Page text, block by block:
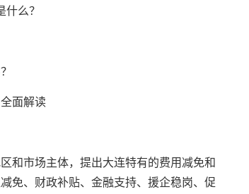
什么？
面解读
和市场主体，提出大连特有的费用减免和
免、财政补贴、金融支持、援企稳岗、促